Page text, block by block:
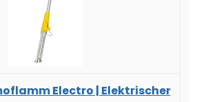
Electro | Elektrischer